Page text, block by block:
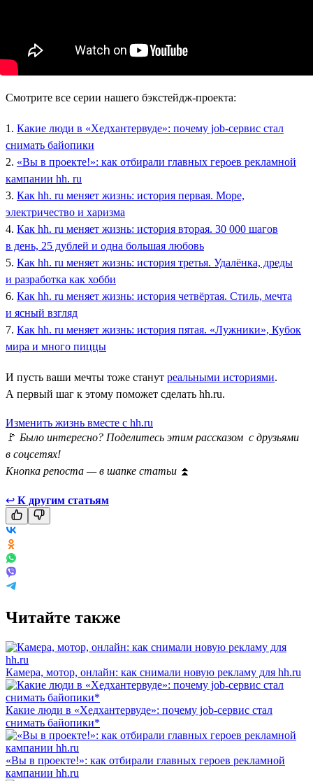
Смотрите все серии нашего бэкстейдж-проекта:
1. Какие люди в «Хедхантервуде»: почему job-сервис стал
снимать байопики
2. «Вы в проекте!»: как отбирали главных героев рекламной
кампании hh. ru
3. Как hh. ru меняет жизнь: история первая. Море,
электричество и харизма
4. Как hh. ru меняет жизнь: история вторая. 30 000 шагов
в день, 25 дублей и одна большая любовь
5. Как hh. ru меняет жизнь: история третья. Удалёнка, дреды
и разработка как хобби
6. Как hh. ru меняет жизнь: история четвёртая. Стиль, мечта
и ясный взгляд
7. Как hh. ru меняет жизнь: история пятая. «Лужники», Кубок
мира и много пиццы
И пусть ваши мечты тоже станут реальными историями.
А первый шаг к этому поможет сделать hh.ru.
Изменить жизнь вместе с hh.ru
🚩 Было интересно? Поделитесь этим рассказом с друзьями
в соцсетях!
Кнопка репоста — в шапке статьи ⏫
↩ К другим статьям
Читайте также
Камера, мотор, онлайн: как снимали новую рекламу для hh.ru
Какие люди в «Хедхантервуде»: почему job-сервис стал
снимать байопики*
«Вы в проекте!»: как отбирали главных героев рекламной
кампании hh.ru